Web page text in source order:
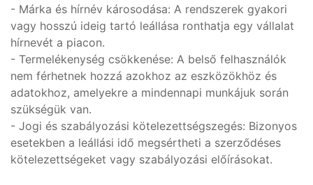
- Márka és hírnév károsodása: A rendszerek gyakori
vagy hosszú ideig tartó leállása ronthatja egy vállalat
hírnevét a piacon.
- Termelékenység csökkenése: A belső felhasználók
nem férhetnek hozzá azokhoz az eszközökhöz és
adatokhoz, amelyekre a mindennapi munkájuk során
szükségük van.
- Jogi és szabályozási kötelezettségszegés: Bizonyos
esetekben a leállási idő megsértheti a szerződéses
kötelezettségeket vagy szabályozási előírásokat.